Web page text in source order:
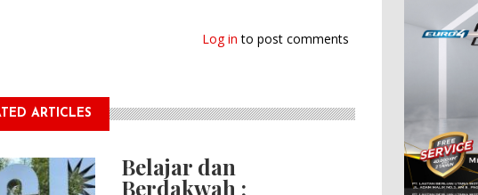
Log in to post comments
ARTICLES
Belajar dan
Berdakwah :